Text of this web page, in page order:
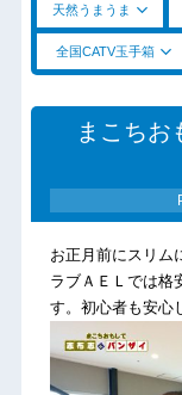
天然うまうま
全国CATV玉手箱
まこちお
お正月前にスリム
ラブＡＥＬでは格
す。初心者も安心